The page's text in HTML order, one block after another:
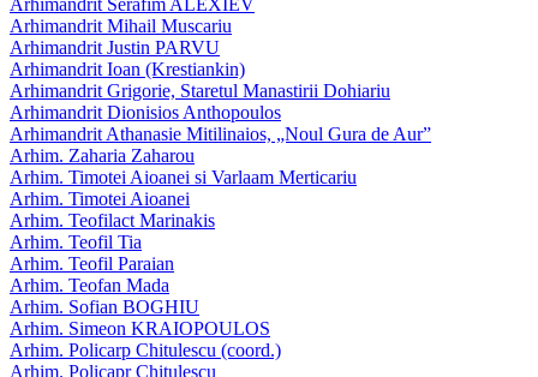
Arhimandrit Mihail Muscariu
Arhimandrit Justin PARVU
Arhimandrit Ioan (Krestiankin)
Arhimandrit Grigorie, Staretul Manastirii Dohiariu
Arhimandrit Dionisios Anthopoulos
Arhimandrit Athanasie Mitilinaios, „Noul Gura de Aur”
Arhim. Zaharia Zaharou
Arhim. Timotei Aioanei si Varlaam Merticariu
Arhim. Timotei Aioanei
Arhim. Teofilact Marinakis
Arhim. Teofil Tia
Arhim. Teofil Paraian
Arhim. Teofan Mada
Arhim. Sofian BOGHIU
Arhim. Simeon KRAIOPOULOS
Arhim. Policarp Chitulescu (coord.)
Arhim. Policapr Chitulescu